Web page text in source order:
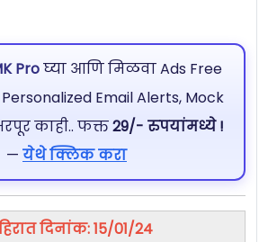
Proघ्या आणि मिळवा Ads Free
Email Alerts, Mock
काही.. फक्त29/- रुपयांमध्ये !
— येथे क्लिक करा
दिनांक: 15/01/24